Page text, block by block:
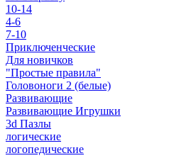
10-14
4-6
7-10
Приключенческие
Для новичков
"Простые правила"
Головоноги 2 (белые)
Развивающие
Развивающие Игрушки
3d Пазлы
логические
логопедические